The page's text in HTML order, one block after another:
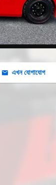
এখন যোগাযোগ